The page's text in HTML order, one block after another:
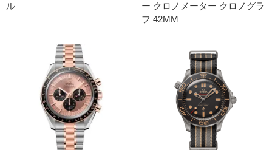
ル
ー クロノメーター クロノグラ
フ 42M M